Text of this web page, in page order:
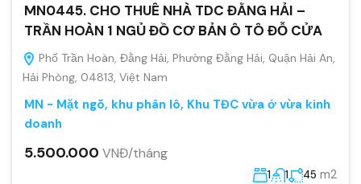
MN0445. CHO THUÊ NHÀ TDC ĐẰNG HẢI –
TRẦN HOÀN 1 NGỦ ĐỒ CƠ BẢN Ô TÔ ĐỖ CỬA
Phố Trần Hoàn, Đằng Hải, Phường Đằng Hải, Quận Hải An,
Hải Phòng, 04813, Việt Nam
MN - Mặt ngõ, khu phân lô, Khu TĐC vừa ở vừa kinh
doanh
5.500.000 VNĐ/tháng
1 1 45 m2